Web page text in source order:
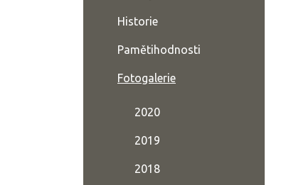
Historie
Pamětihodnosti
Fotogalerie
2020
2019
2018